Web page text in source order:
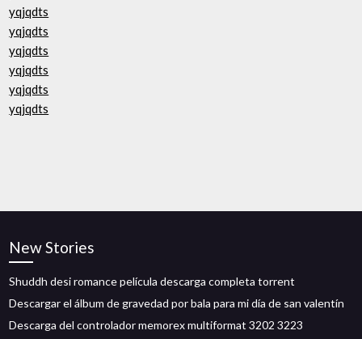
yqjqdts
yqjqdts
yqjqdts
yqjqdts
yqjqdts
yqjqdts
New Stories
Shuddh desi romance película descarga completa torrent
Descargar el álbum de gravedad por bala para mi día de san valentín
Descarga del controlador memorex multiformat 3202 3223